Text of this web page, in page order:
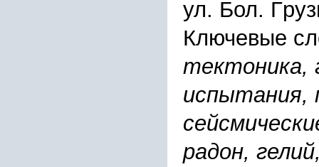
ул. Бол.
Ключевые
тектоника,
иcпытания,
pадон,